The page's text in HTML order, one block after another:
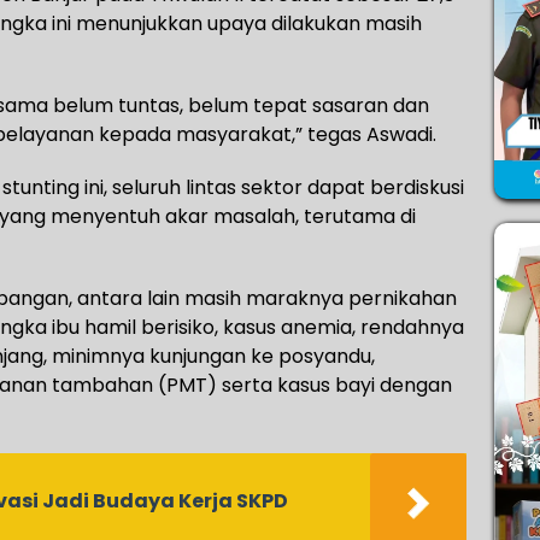
ini menunjukkan upaya dilakukan masih
belum tuntas, belum tepat sasaran dan
kepada masyarakat,” tegas Aswadi.
ini, seluruh lintas sektor dapat berdiskusi
menyentuh akar masalah, terutama di
antara lain masih maraknya pernikahan
ibu hamil berisiko, kasus anemia, rendahnya
minimnya kunjungan ke posyandu,
tambahan (PMT) serta kasus bayi dengan
Jadi Budaya Kerja SKPD